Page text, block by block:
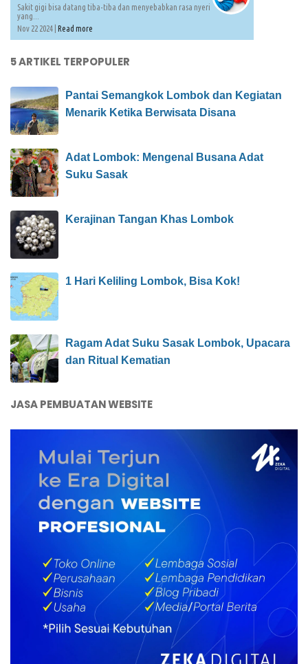
Sakit gigi bisa datang tiba-tiba dan menyebabkan rasa nyeri
yang...
Nov 22 2024 | Read more
5 ARTIKEL TERPOPULER
Pantai Semangkok Lombok dan Kegiatan
Menarik Ketika Berwisata Disana
Adat Lombok: Mengenal Busana Adat
Suku Sasak
Kerajinan Tangan Khas Lombok
1 Hari Keliling Lombok, Bisa Kok!
Ragam Adat Suku Sasak Lombok, Upacara
dan Ritual Kematian
JASA PEMBUATAN WEBSITE